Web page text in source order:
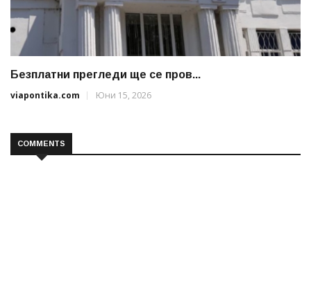
Безплатни прегледи ще се пров...
viapontika.com
Юни 15, 2026
COMMENTS